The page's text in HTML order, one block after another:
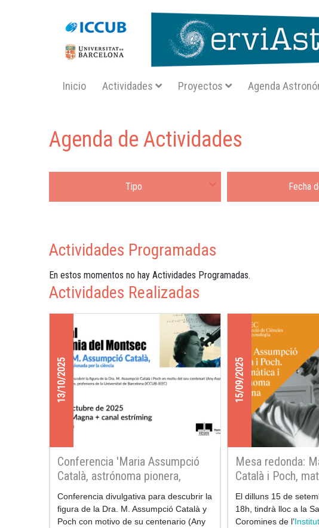
Navegació principal SA
Inicio Actividades Proyectos Agenda
Agenda de Actividades
Actividades Programadas
En estos momentos no hay Actividades Programadas.
Actividades Realizadas
13/10/2025
Conferencia 'Maria Assumpció
Català, astrónoma pionera,
apasionada por la ciencia'
Conferencia divulgativa para descubrir la
figura de la Dra. M. Assumpció Català y
Poch con motivo de su centenario (Any
15/09/2025
Mesa redonda:
Català i Poch,
astrónoma
El dilluns 15 de
18h, tindrà lloc a la
Coromines de l’